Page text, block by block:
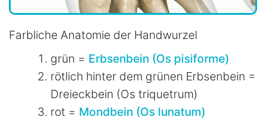
Farbliche Anatomie der Handwurzel
grün = Erbsenbein (Os pisiforme)
rötlich hinter dem grünen Erbsenbein =
Dreieckbein (Os triquetrum)
rot = Mondbein (Os lunatum)